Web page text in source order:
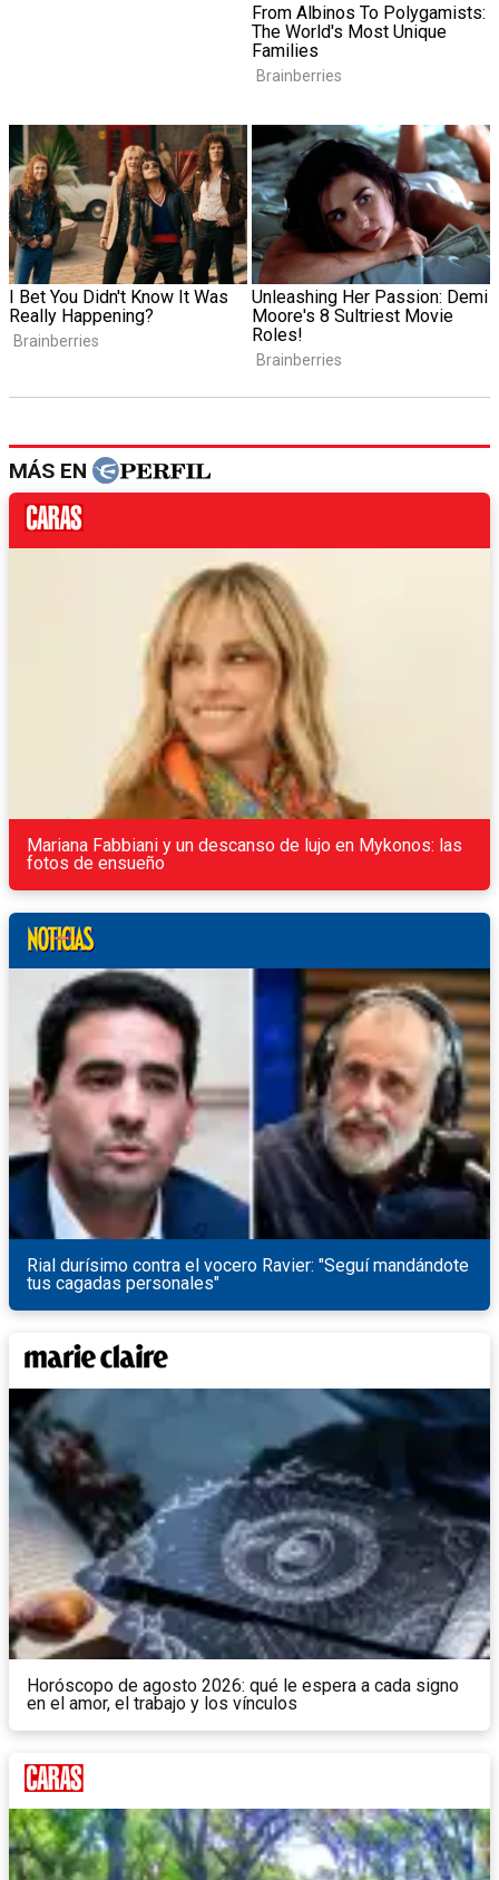
MÁS EN
Mariana Fabbiani y un descanso de lujo en Mykonos: las
fotos de ensueño
Rial durísimo contra el vocero Ravier: "Seguí mandándote
tus cagadas personales"
Horóscopo de agosto 2026: qué le espera a cada signo
en el amor, el trabajo y los vínculos